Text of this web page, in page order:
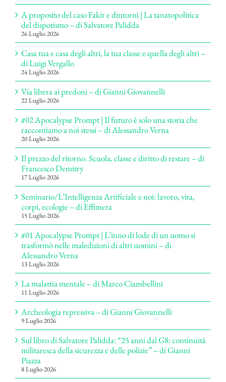
A proposito del caso Fakir e dintorni | La tanatopolitica
del dispotismo – di Salvatore Palidda
26 Luglio 2026
Casa tua e casa degli altri, la tua classe e quella degli altri –
di Luigi Vergallo
24 Luglio 2026
Via libera ai predoni – di Gianni Giovannelli
22 Luglio 2026
#02 Apocalypse Prompt | Il futuro è solo una storia che
raccontiamo a noi stessi – di Alessandro Verna
20 Luglio 2026
Il prezzo del ritorno. Scuola, classe e diritto di restare – di
Francesco Demitry
17 Luglio 2026
Seminario/L’Intelligenza Artificiale e noi: lavoro, vita,
corpi, ecologie – di Effimera
15 Luglio 2026
#01 Apocalypse Prompt | L’inno di lode di un uomo si
trasformò nelle maledizioni di altri uomini – di
Alessandro Verna
13 Luglio 2026
La malattia mentale – di Marco Ciambellini
11 Luglio 2026
Archeologia repressiva – di Gianni Giovannelli
9 Luglio 2026
Sul libro di Salvatore Palidda: “25 anni dal G8: continuità
militaresca della sicurezza e delle polizie” – di Gianni
Piazza
8 Luglio 2026